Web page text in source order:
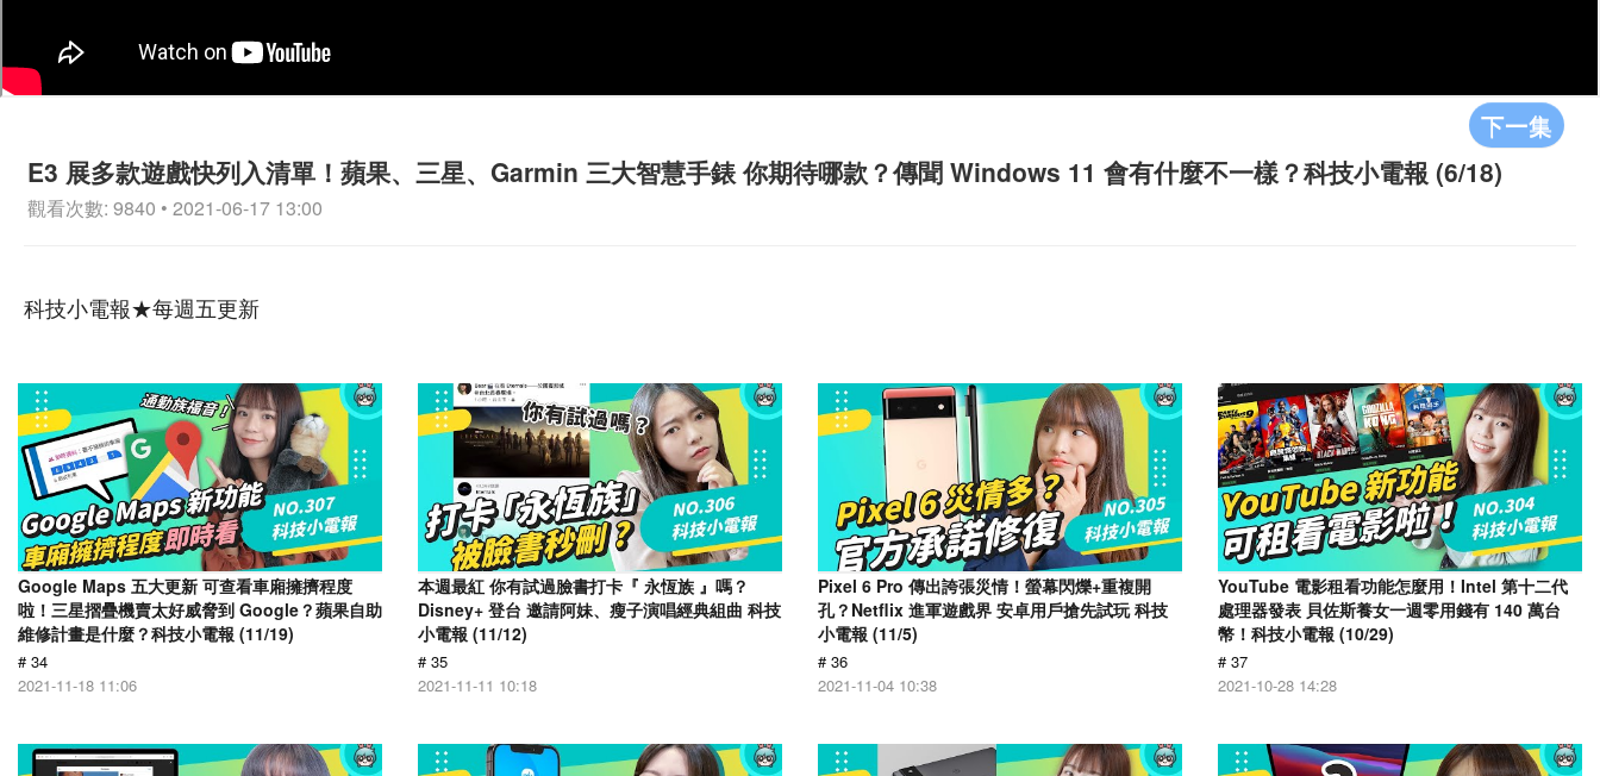
下一集
E3 展多款遊戲快列入清單！蘋果、三星、Garmin 三大智慧手錶 你期待哪款？傳聞 Windows 11 會有什麼不一樣？科技小電報 (6/18)
觀看次數: 9840 • 2021-06-17 13:00
科技小電報★每週五更新
Google Maps 五大更新 可查看車廂擁擠程度
啦！三星摺疊機賣太好威脅到 Google？蘋果自助
維修計畫是什麼？科技小電報 (11/19)
# 34
2021-11-18 11:06
本週最紅 你有試過臉書打卡『 永恆族 』嗎？
Disney+ 登台 邀請阿妹、瘦子演唱經典組曲 科技
小電報 (11/12)
# 35
2021-11-11 10:18
Pixel 6 Pro 傳出誇張災情！螢幕閃爍+重複開
孔？Netflix 進軍遊戲界 安卓用戶搶先試玩 科技
小電報 (11/5)
# 36
2021-11-04 10:38
YouTube 電影租看功能怎麼用！Intel 第十二代
處理器發表 貝佐斯養女一週零用錢有 140 萬台
幣！科技小電報 (10/29)
# 37
2021-10-28 14:28